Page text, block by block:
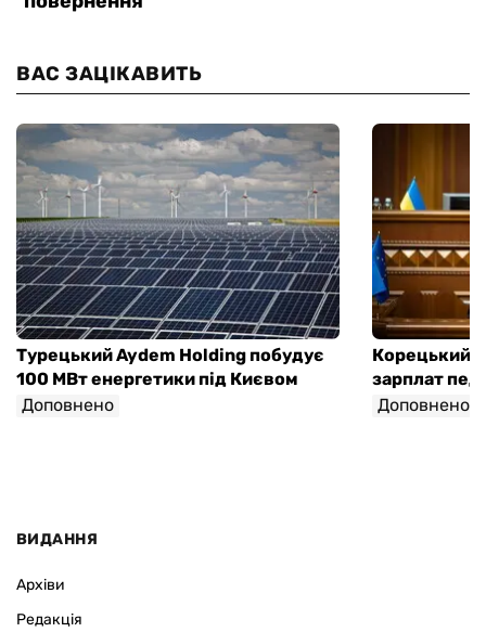
ВАС ЗАЦІКАВИТЬ
Турецький Aydem Holding побудує
100 МВт енергетики під Києвом
Доповнено
Корецький
зарплат
Доповнено
ВИДАННЯ
Архіви
Редакція